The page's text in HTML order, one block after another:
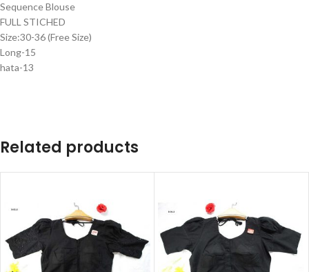
Sequence Blouse
FULL STICHED
Size:30-36 (Free Size)
Long-15
hata-13
Related products